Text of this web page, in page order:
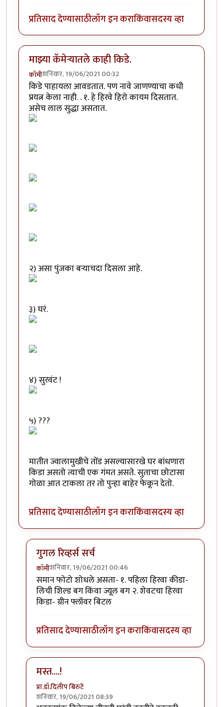
प्रतिसाद देण्यासाठीलॉग इन कराकिंवासदस्य व्हा
माझ्या कॅमेऱ्यातले काही किडे.
कॉमीशनिवार, 19/06/2021 00:32
किडे पाहायला आवडतात. पण नावे जाणण्याचा कधी
प्रयत्न केला नाही. . १. हे हिरवे हिरो कायम दिसतात.
असेच लाल सुद्धा असतात.
२) असा पुंजका बऱ्याचदा दिसला आहे.
३) घरं.
४) सुरवंट !
५) ???
मातीत ज्वालामुखीचे तोंड असल्यासारखे घर बांधणारा
किडा असतो त्याची एक गंमत असते. सुताचा छोटासा
गोळा आत टाकला तर तो पुन्हा बाहेर फेकून देतो.
प्रतिसाद देण्यासाठीलॉग इन कराकिंवासदस्य व्हा
गुगल रिव्हर्स सर्च
कॉमीशनिवार, 19/06/2021 00:46
In reply toमाझ्या कॅमेऱ्यातले काही किडे.byकॉमी
समान फोटो शोधले असता- १. पहिला हिरवा कीडा-
लिची शिल्ड बग किंवा ज्यूल बग २. शेवटचा हिरवा
किडा- ग्रीन फ्लॉवर बिटल
प्रतिसाद देण्यासाठीलॉग इन कराकिंवासदस्य व्हा
मस्त....!
प्रा.डॉ.दिलीप बिरुटे
शनिवार, 19/06/2021 08:39